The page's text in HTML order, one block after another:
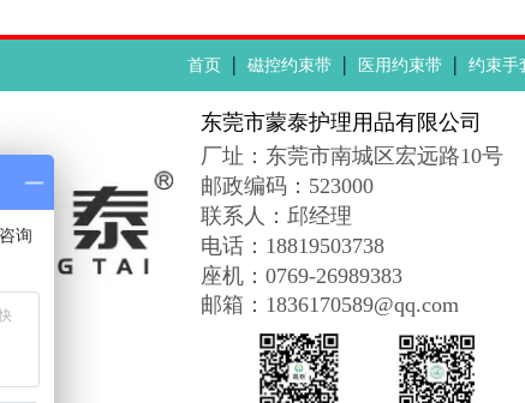
首页 | 磁控约束带 | 医用约束带 | 约束手
东莞市蒙泰护理用品有限公司
厂址： 东莞市南城区宏远路10号
邮政编码 ： 523000
联系人：邱经理
电话：18819503738
座机：0769-26989383
邮箱：1836170589@qq.com
询